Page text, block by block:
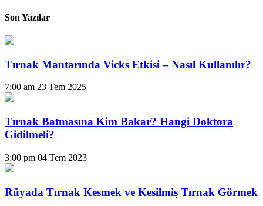
Son Yazılar
Tırnak Mantarında Vicks Etkisi – Nasıl Kullanılır?
7:00 am 23 Tem 2025
Tırnak Batmasına Kim Bakar? Hangi Doktora
Gidilmeli?
3:00 pm 04 Tem 2023
Rüyada Tırnak Kesmek ve Kesilmiş Tırnak Görmek